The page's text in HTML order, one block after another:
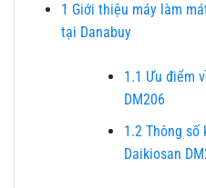
1 Giới thiệu máy làm
tại Danabuy
1.1 Ưu điểm
DM206
1.2Thông số
Daikiosan